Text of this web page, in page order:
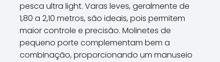
pesca ultra light. Varas leves, geralmente de
1,80 a 2,10 metros, são ideais, pois permitem
maior controle e precisão. Molinetes de
pequeno porte complementam bem a
combinação, proporcionando um manuseio